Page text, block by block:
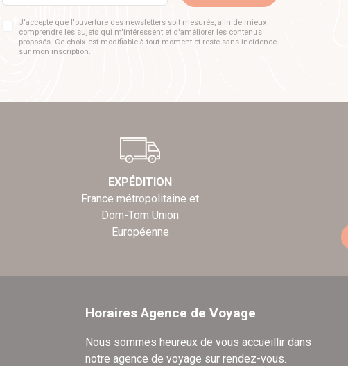
J'accepte que l'ouverture des newsletters soit mesurée, afin de mieux
comprendre les sujets qui m'intéressent et d'améliorer les contenus
proposés. Ce choix est modifiable à tout moment et reste sans incidence
sur mon inscription.
EXPÉDITION
France métropolitaine et
Dom-Tom Union
Européenne
Horaires Agence de Voyage
Nous sommes heureux de vous accueillir dans
notre agence de voyage sur rendez-vous.